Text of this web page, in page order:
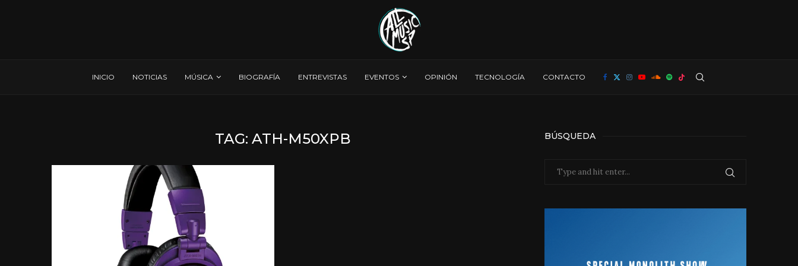
INICIO NOTICIAS MÚSICA BIOGRAFÍA ENTREVISTAS EVENTOS OPINIÓN TECNOLOGÍA CONTACTO
TAG:ATH-M50XPB BÚSQUEDA